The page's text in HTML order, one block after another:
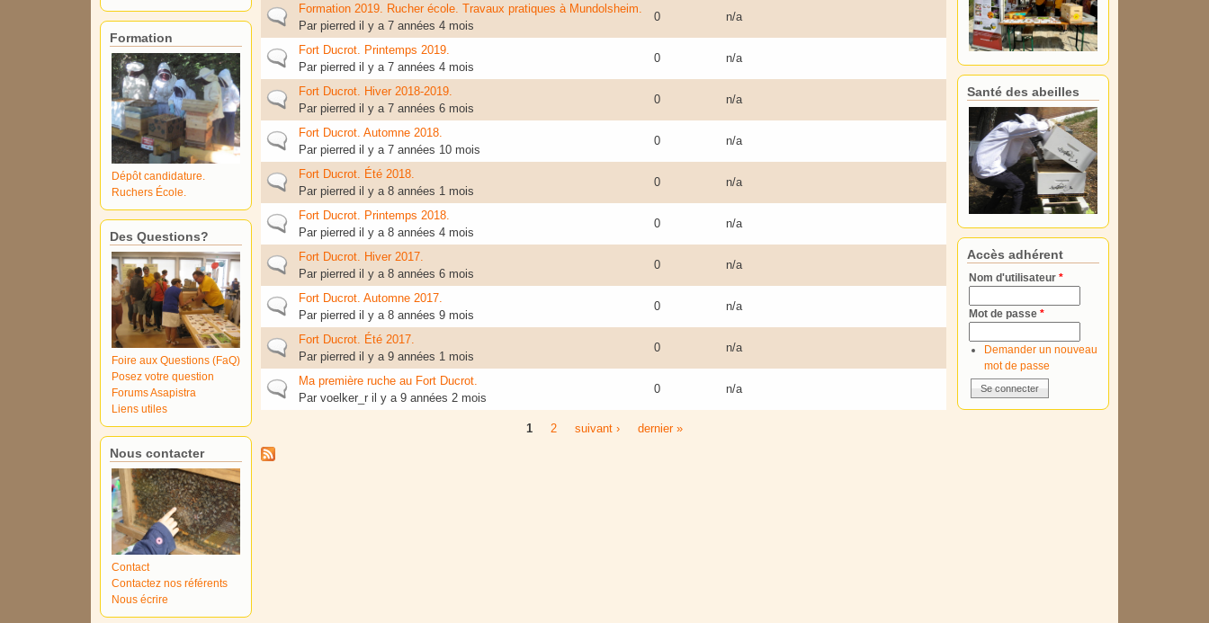
Sujet normalFormation 2019. Rucher école. Travaux pratiques à Mundolsheim.
Parpierred il y a 7 années 4 mois
0 n/a
Sujet normalFort Ducrot. Printemps 2019.
Parpierred il y a 7 années 4 mois
0 n/a
Sujet normalFort Ducrot. Hiver 2018-2019.
Parpierred il y a 7 années 6 mois
0 n/a
Sujet normalFort Ducrot. Automne 2018.
Parpierred il y a 7 années 10 mois
0 n/a
Sujet normalFort Ducrot. Été 2018.
Parpierred il y a 8 années 1 mois
0 n/a
Sujet normalFort Ducrot. Printemps 2018.
Parpierred il y a 8 années 4 mois
0 n/a
Sujet normalFort Ducrot. Hiver 2017.
Parpierred il y a 8 années 6 mois
0 n/a
Sujet normalFort Ducrot. Automne 2017.
Parpierred il y a 8 années 9 mois
0 n/a
Sujet normalFort Ducrot. Été 2017.
Parpierred il y a 9 années 1 mois
0 n/a
Sujet normalMa première ruche au Fort Ducrot.
Parvoelker_r il y a 9 années 2 mois
0 n/a
1 2 suivant › dernier »
Formation
Dépôt candidature.
Ruchers École.
Des Questions?
Foire aux Questions (FaQ)
Posez votre question
Forums Asapistra
Liens utiles
Nous contacter
Contact
Contactez nos référents
Nous écrire
Santé des abeilles
Accès adhérent
Nom d'utilisateur *
Mot de passe *
Demander un nouveau
mot de passe